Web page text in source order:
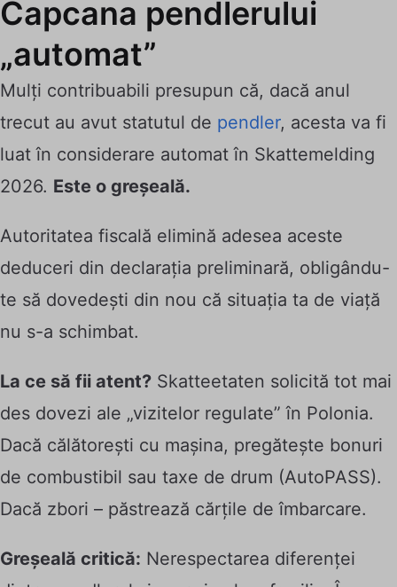
Capcana pendlerului
„automat”
Mulți contribuabili presupun că, dacă anul
trecut au avut statutul de pendler, acesta va fi
luat în considerare automat în Skattemelding
2026. Este o greșeală.
Autoritatea fiscală elimină adesea aceste
deduceri din declarația preliminară, obligându-
te să dovedești din nou că situația ta de viață
nu s-a schimbat.
La ce să fii atent? Skatteetaten solicită tot mai
des dovezi ale „vizitelor regulate” în Polonia.
Dacă călătorești cu mașina, pregătește bonuri
de combustibil sau taxe de drum (AutoPASS).
Dacă zbori – păstrează cărțile de îmbarcare.
Greșeală critică: Nerespectarea diferenței